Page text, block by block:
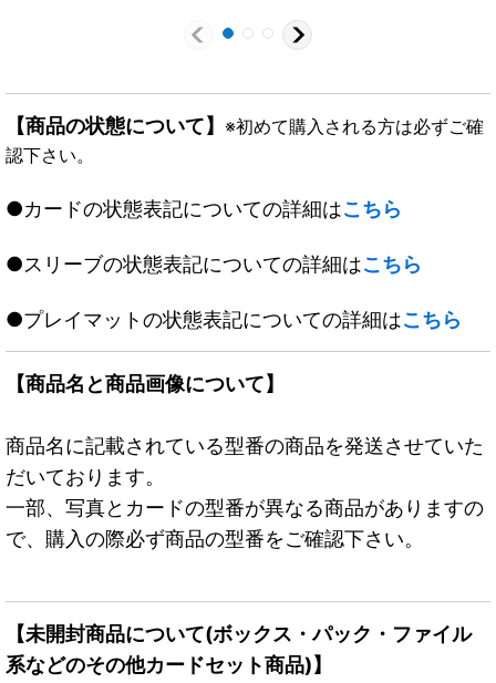
【商品の状態について】 ※初めて購入される方は必ずご確
認下さい。
●カードの状態表記についての詳細はこちら
●スリーブの状態表記についての詳細はこちら
●プレイマットの状態表記についての詳細はこちら
【商品名と商品画像について】
商品名に記載されている型番の商品を発送させていた
だいております。
一部、写真とカードの型番が異なる商品がありますの
で、購入の際必ず商品の型番をご確認下さい。
【未開封商品について(ボックス・パック・ファイル
系などのその他カードセット商品)】